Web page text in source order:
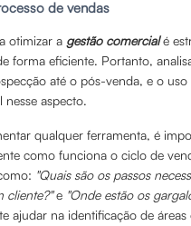
de vendas
otimizar a gestão comercialé
forma eficiente. Portanto,
até o pós-venda, e o uso
aspecto.
qualquer ferramenta, é
como funciona o ciclo de
"Quais são os passos
cliente?"e "Onde estão os
ajudar na identificação de áreas